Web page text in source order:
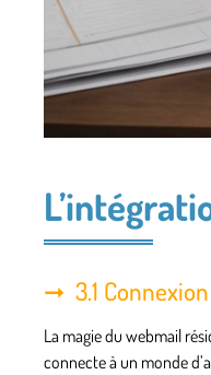
3.1
La magie du webmail
connecte à un monde